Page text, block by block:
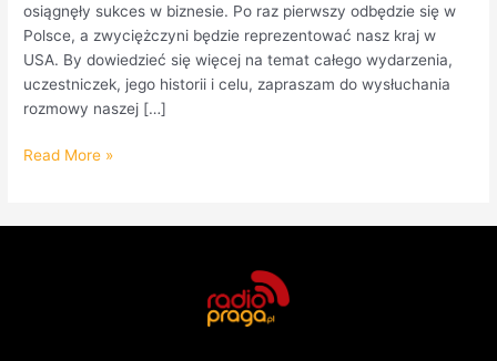
osiągnęły sukces w biznesie. Po raz pierwszy odbędzie się w
Polsce, a zwyciężczyni będzie reprezentować nasz kraj w
USA. By dowiedzieć się więcej na temat całego wydarzenia,
uczestniczek, jego historii i celu, zapraszam do wysłuchania
rozmowy naszej […]
Read More »